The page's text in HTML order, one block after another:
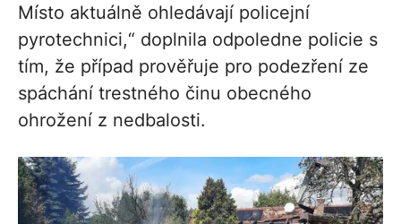
Místo aktuálně ohledávají policejní
pyrotechnici,“ doplnila odpoledne policie s
tím, že případ prověřuje pro podezření ze
spáchání trestného činu obecného
ohrožení z nedbalosti.